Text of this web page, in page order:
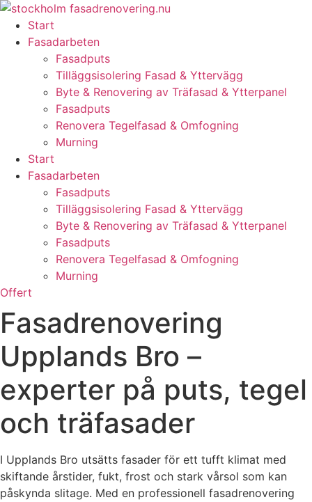
Skip
content
Start
Fasadarbeten
Fasadputs
Tilläggsisolering Fasad & Yttervägg
Byte & Renovering av Träfasad & Ytterpanel
Fasadputs
Renovera Tegelfasad & Omfogning
Murning
Start
Fasadarbeten
Fasadputs
Tilläggsisolering Fasad & Yttervägg
Byte & Renovering av Träfasad & Ytterpanel
Fasadputs
Renovera Tegelfasad & Omfogning
Murning
Offert
Fasadrenovering
Upplands Bro –
experter på puts, tegel
och träfasader
I Upplands Bro utsätts fasader för ett tufft klimat med
skiftande årstider, fukt, frost och stark vårsol som kan
påskynda slitage. Med en professionell fasadrenovering